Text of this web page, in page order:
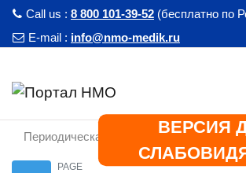
Skip to main content
ВЕРСИЯ
Call us : 8 800 101-39-52 (бесплатно по
E-mail : info@nmo-medik.ru
Периодическая аккредитация
PAGE